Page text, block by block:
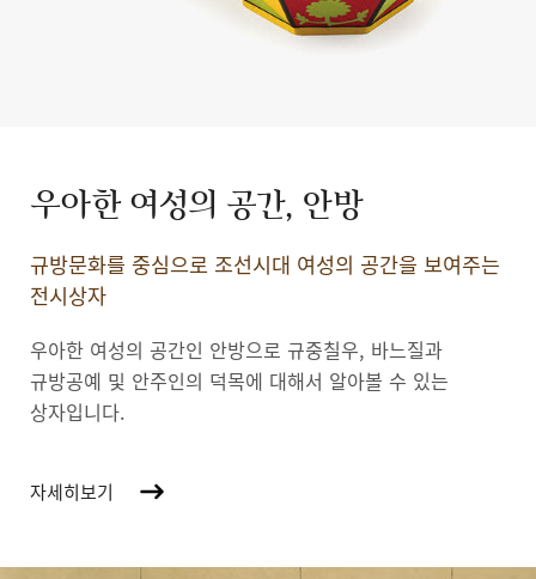
우아한 여성의 공간, 안방
규방문화를 중심으로 조선시대 여성의 공간을 보여주는
전시상자
우아한 여성의 공간인 안방으로 규중칠우, 바느질과
규방공예 및 안주인의 덕목에 대해서 알아볼 수 있는
상자입니다.
자세히보기